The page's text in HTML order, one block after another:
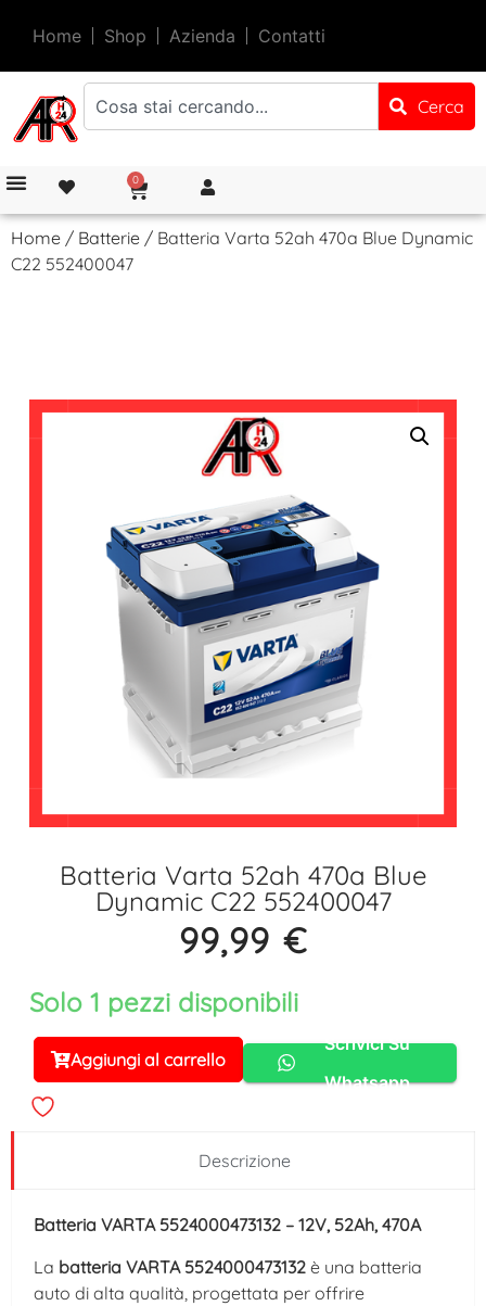
Home Shop Azienda Contatti
Cerca
0
Home / Batterie / Batteria Varta 52ah 470a Blue Dynamic
C22 552400047
Batteria Varta 52ah 470a Blue
Dynamic C22 552400047
99,99 €
Solo 1 pezzi disponibili
Aggiungi al carrello
Alternative:
Scrivici Su
Whatsapp
Descrizione
Batteria VARTA 5524000473132 – 12V, 52Ah, 470A
La batteria VARTA 5524000473132 è una batteria
auto di alta qualità, progettata per offrire